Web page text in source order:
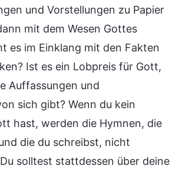
und Vorstellungen zu Papier
mit dem Wesen Gottes
es im Einklang mit den Fakten
Ist es ein Lobpreis für Gott,
Auffassungen und
sich gibt? Wenn du kein
hast, werden die Hymnen, die
die du schreibst, nicht
solltest stattdessen über deine